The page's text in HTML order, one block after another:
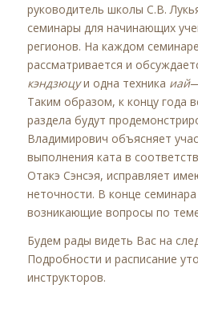
руководитель школы С.В.
семинары для начинающих
регионов. На каждом
рассматривается и
кэндзюцуи одна техника иай
Таким образом, к концу года
раздела будут
Владимирович объясняет
выполнения ката в
Отакэ Сэнсэя, исправляет
неточности. В конце
возникающие вопросы по
Будем рады видеть Вас на
Подробности и расписание
инструкторов.